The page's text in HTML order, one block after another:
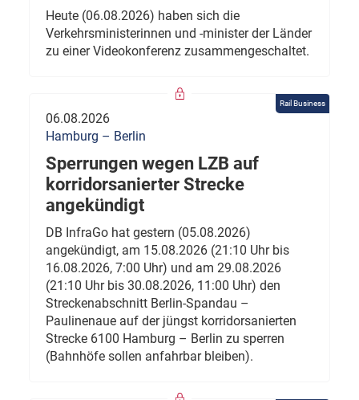
Heute (06.08.2026) haben sich die
Verkehrsministerinnen und -minister der Länder
zu einer Videokonferenz zusammengeschaltet.
Rail Business
06.08.2026
Hamburg – Berlin
Sperrungen wegen LZB auf
korridorsanierter Strecke
angekündigt
DB InfraGo hat gestern (05.08.2026)
angekündigt, am 15.08.2026 (21:10 Uhr bis
16.08.2026, 7:00 Uhr) und am 29.08.2026
(21:10 Uhr bis 30.08.2026, 11:00 Uhr) den
Streckenabschnitt Berlin-Spandau –
Paulinenaue auf der jüngst korridorsanierten
Strecke 6100 Hamburg – Berlin zu sperren
(Bahnhöfe sollen anfahrbar bleiben).